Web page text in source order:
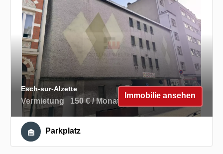
Esch-sur-Alzette
Vermietung 150 € / Monat
Immobilie ansehen
Parkplatz